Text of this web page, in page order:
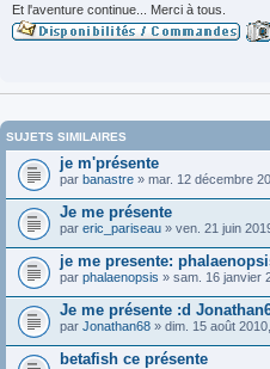
Et l'aventure continue... Merci à tous.
SUJETS SIMILAIRES
je m'présente
par banastre » mar. 12 décembre
Je me présente
par eric_pariseau » ven. 21 juin
je me presente:
par phalaenopsis » sam. 16 janvier
Je me présente :d
par Jonathan68 » dim. 15 août
betafish ce présente